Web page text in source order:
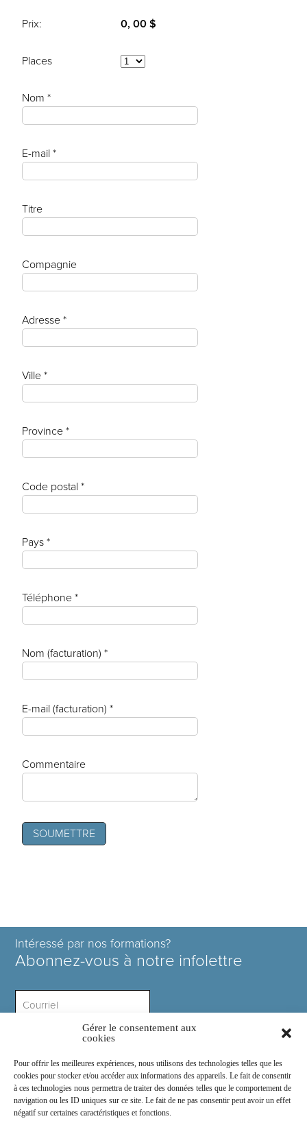
Gérer le consentement aux
cookies
Pour offrir les meilleures expériences, nous utilisons des technologies telles que les
cookies pour stocker et/ou accéder aux informations des appareils. Le fait de consentir
à ces technologies nous permettra de traiter des données telles que le comportement de
navigation ou les ID uniques sur ce site. Le fait de ne pas consentir peut avoir un effet
négatif sur certaines caractéristiques et fonctions.
Prix: 0, 00 $
Places
Nom *
E-mail *
Titre
Compagnie
Adresse *
Ville *
Province *
Code postal *
Pays *
Téléphone *
Nom (facturation) *
E-mail (facturation) *
Commentaire
Intéressé par nos formations?
Abonnez-vous à notre infolettre